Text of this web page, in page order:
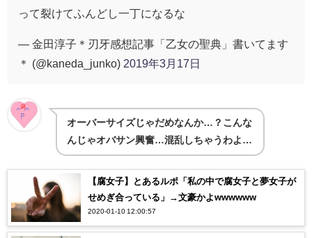
って裂けてふんどし一丁になるな
— 金田淳子＊刃牙感想記事「乙女の聖典」書いてます
＊ (@kaneda_junko) 2019年3月17日
オーバーサイズじゃだめなんか…？こんな
んじゃオバサン興奮…混乱しちゃうわよ…
【腐女子】とあるルポ「私の中で腐女子と夢女子が
せめぎ合っている」→文豪かよwwwwww
2020-01-10 12:00:57